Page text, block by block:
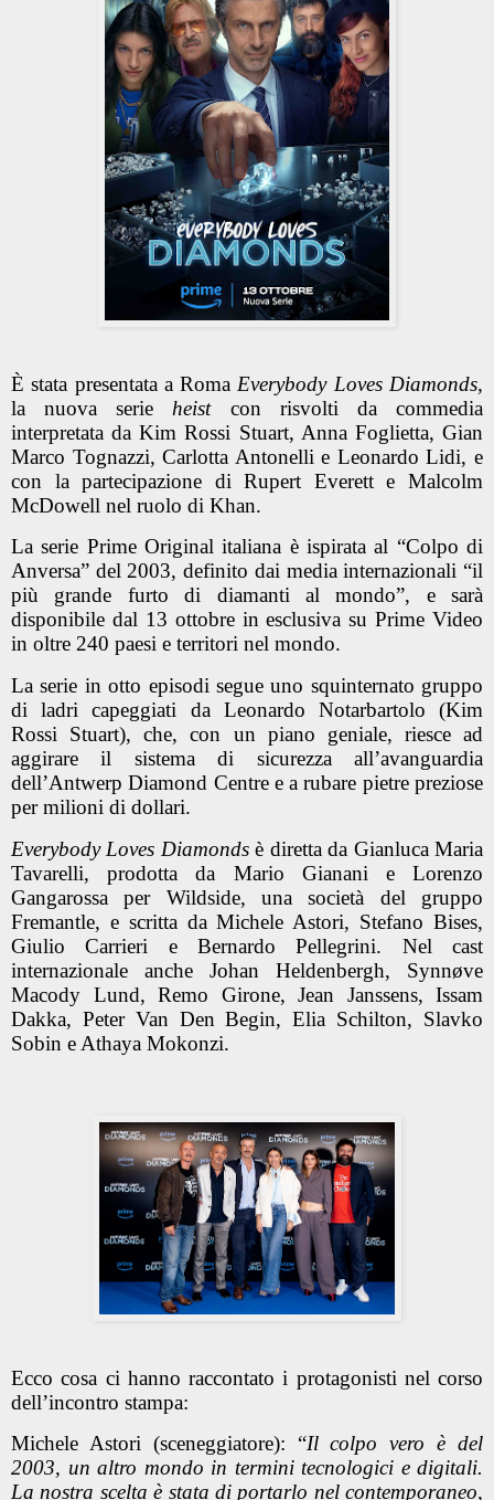
È stata presentata a Roma Everybody Loves Diamonds,
la nuova serie heistcon risvolti da commedia
interpretata da Kim Rossi Stuart, Anna Foglietta, Gian
Marco Tognazzi, Carlotta Antonelli e Leonardo Lidi, e
con la partecipazione di Rupert Everett e Malcolm
McDowell nel ruolo di Khan.
La serie Prime Original italiana è ispirata al “Colpo di
Anversa” del 2003, definito dai media internazionali “il
più grande furto di diamanti al mondo”, e sarà
disponibile dal 13 ottobre in esclusiva su Prime Video
in oltre 240 paesi e territori nel mondo.
La serie in otto episodi segue uno squinternato gruppo
di ladri capeggiati da Leonardo Notarbartolo (Kim
Rossi Stuart), che, con un piano geniale, riesce ad
aggirare il sistema di sicurezza all’avanguardia
dell’Antwerp Diamond Centre e a rubare pietre preziose
per milioni di dollari.
Everybody Loves Diamondsè diretta da Gianluca Maria
Tavarelli, prodotta da Mario Gianani e Lorenzo
Gangarossa per Wildside, una società del gruppo
Fremantle, e scritta da Michele Astori, Stefano Bises,
Giulio Carrieri e Bernardo Pellegrini. Nel cast
internazionale anche Johan Heldenbergh, Synnøve
Macody Lund, Remo Girone, Jean Janssens, Issam
Dakka, Peter Van Den Begin, Elia Schilton, Slavko
Sobin e Athaya Mokonzi.
Ecco cosa ci hanno raccontato i protagonisti nel corso
dell’incontro stampa:
Michele Astori (sceneggiatore): “Il colpo vero è del
2003, un altro mondo in termini tecnologici e digitali.
La nostra scelta è stata di portarlo nel contemporaneo,